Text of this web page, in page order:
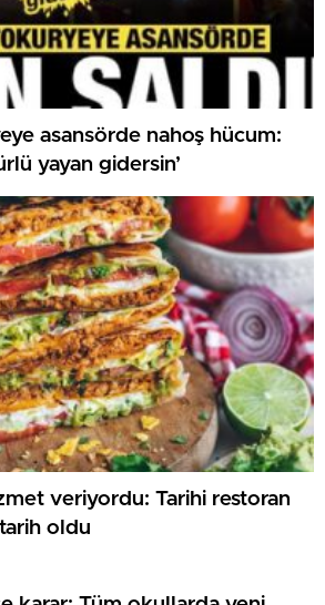
asansörde nahoş hücum:
yayan gidersin’
veriyordu: Tarihi restoran
oldu